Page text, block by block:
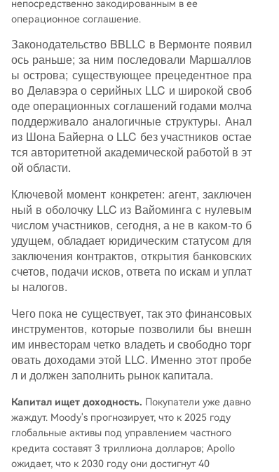
непосредственно закодированным в ее
операционное соглашение.
Законодательство BBLLC в Вермонте появил
ось раньше; за ним последовали Маршаллов
ы острова; существующее прецедентное пра
во Делавэра о серийных LLC и широкой своб
оде операционных соглашений годами молча
поддерживало аналогичные структуры. Анал
из Шона Байерна о LLC без участников остае
тся авторитетной академической работой в эт
ой области.
Ключевой момент конкретен: агент, заключен
ный в оболочку LLC из Вайоминга с нулевым
числом участников, сегодня, а не в каком-то б
удущем, обладает юридическим статусом для
заключения контрактов, открытия банковских
счетов, подачи исков, ответа по искам и уплат
ы налогов.
Чего пока не существует, так это финансовых
инструментов, которые позволили бы внешн
им инвесторам четко владеть и свободно торг
овать доходами этой LLC. Именно этот пробе
л и должен заполнить рынок капитала.
Капитал ищет доходность. Покупатели уже давно
жаждут. Moody's прогнозирует, что к 2025 году
глобальные активы под управлением частного
кредита составят 3 триллиона долларов; Apollo
ожидает, что к 2030 году они достигнут 40